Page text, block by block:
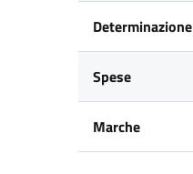
Determinazione
Spese
Marche